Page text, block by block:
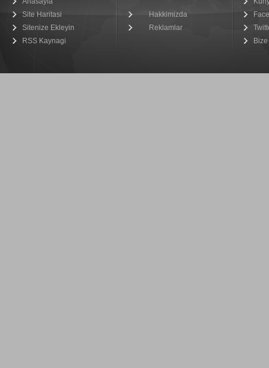
Site Haritasi
Sitenize Ekleyin
RSS Kaynagi
Hakkimizda
Reklamlar